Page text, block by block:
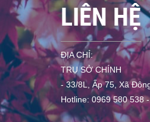
LIÊN HỆ
ĐỊA CHỈ:
TRỤ SỞ CHÍNH
- 33/8L, Ấp 75, Xã
Hotline: 0969 580 538